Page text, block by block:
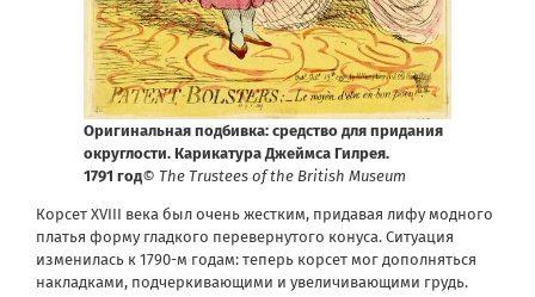
Оригинальная подбивка: средство для придания
округлости. Карикатура Джеймса Гилрея.
1791 год© The Trustees of the British Museum
Корсет XVIII века был очень жестким, придавая лифу модного
платья форму гладкого перевернутого конуса. Ситуация
изменилась к 1790-м годам: теперь корсет мог дополняться
накладками, подчеркивающими и увеличивающими грудь.